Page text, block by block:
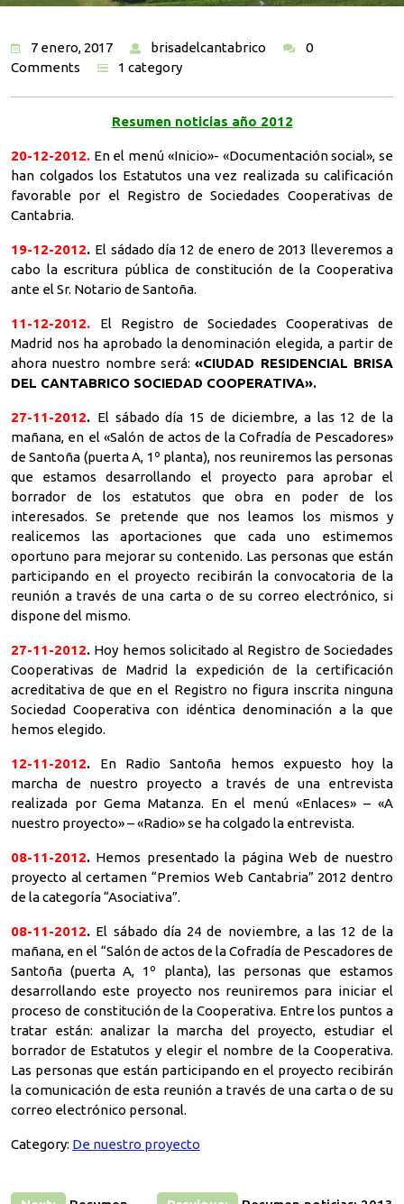
7 enero, 2017 brisadelcantabrico
0
Comments
1 category
Resumen noticias año 2012
20-12-2012. En el menú «Inicio»- «Documentación social», se
han colgados los Estatutos una vez realizada su calificación
favorable por el Registro de Sociedades Cooperativas de
Cantabria.
19-12-2012. El sádado día 12 de enero de 2013 lleveremos a
cabo la escritura pública de constitución de la Cooperativa
ante el Sr. Notario de Santoña.
11-12-2012.
El Registro de Sociedades Cooperativas de
Madrid nos ha aprobado la denominación elegida, a partir de
ahora nuestro nombre será:«CIUDAD RESIDENCIAL BRISA
DEL CANTABRICO SOCIEDAD COOPERATIVA».
27-11-2012. El sábado día 15 de diciembre, a las 12 de la
mañana, en el «Salón de actos de la Cofradía de Pescadores»
de Santoña (puerta A, 1º planta), nos reuniremos las personas
que estamos desarrollando el proyecto para aprobar el
borrador de los estatutos que obra en poder de los
interesados. Se pretende que nos leamos los mismos y
realicemos las aportaciones que cada uno estimemos
oportuno para mejorar su contenido. Las personas que están
participando en el proyecto recibirán la convocatoria de la
reunión a través de una carta o de su correo electrónico, si
dispone del mismo.
27-11-2012. Hoy hemos solicitado al Registro de Sociedades
Cooperativas de Madrid la expedición de la certificación
acreditativa de que en el Registro no figura inscrita ninguna
Sociedad Cooperativa con idéntica denominación a la que
hemos elegido.
12-11-2012.
En Radio Santoña hemos expuesto hoy la
marcha de nuestro proyecto a través de una entrevista
realizada por Gema Matanza. En el menú «Enlaces» – «A
nuestro proyecto» – «Radio» se ha colgado la entrevista.
08-11-2012. Hemos presentado la página Web de nuestro
proyecto al certamen “Premios Web Cantabria” 2012 dentro
de la categoría “Asociativa”.
08-11-2012. El sábado día 24 de noviembre, a las 12 de la
mañana, en el “Salón de actos de la Cofradía de Pescadores de
Santoña (puerta A, 1º planta), las personas que estamos
desarrollando este proyecto nos reuniremos para iniciar el
proceso de constitución de la Cooperativa. Entre los puntos a
tratar están: analizar la marcha del proyecto, estudiar el
borrador de Estatutos y elegir el nombre de la Cooperativa.
Las personas que están participando en el proyecto recibirán
la comunicación de esta reunión a través de una carta o de su
correo electrónico personal.
Category: De nuestro proyecto